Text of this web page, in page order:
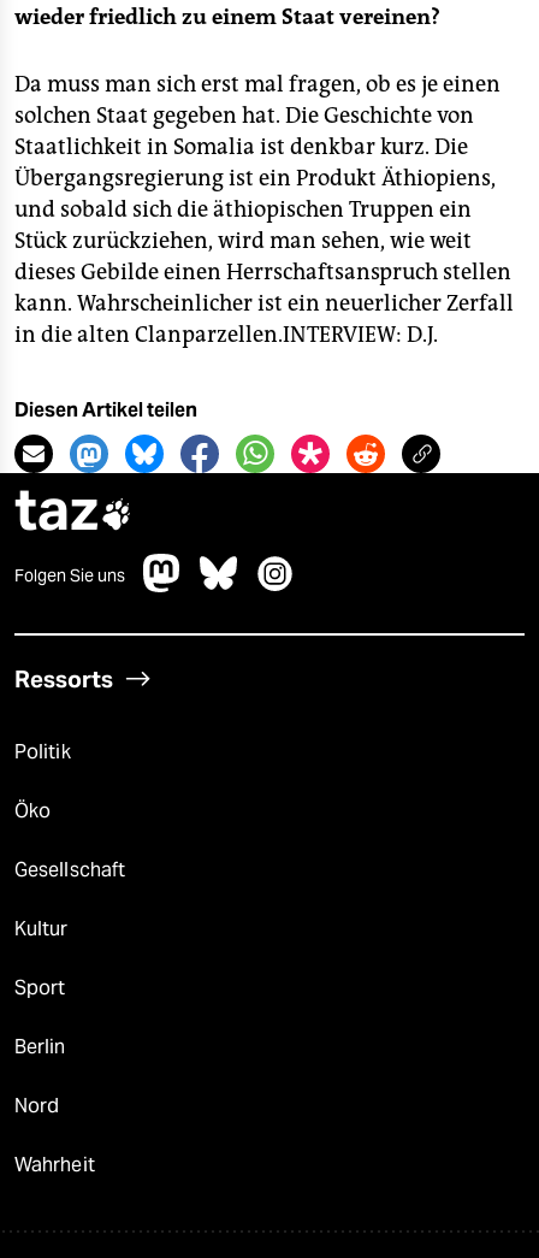
wieder friedlich zu einem Staat vereinen?
Da muss man sich erst mal fragen, ob es je einen
solchen Staat gegeben hat. Die Geschichte von
Staatlichkeit in Somalia ist denkbar kurz. Die
Übergangsregierung ist ein Produkt Äthiopiens,
und sobald sich die äthiopischen Truppen ein
Stück zurückziehen, wird man sehen, wie weit
dieses Gebilde einen Herrschaftsanspruch stellen
kann. Wahrscheinlicher ist ein neuerlicher Zerfall
in die alten Clanparzellen.INTERVIEW: D.J.
Diesen Artikel teilen
taz
Folgen Sie uns
Ressorts
Politik
Öko
Gesellschaft
Kultur
Sport
Berlin
Nord
Wahrheit